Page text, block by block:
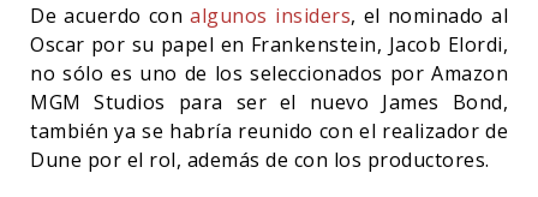
De acuerdo conalgunos insiders, el nominado al
Oscar por su papel en Frankenstein, Jacob Elordi,
no sólo es uno de los seleccionados por Amazon
MGM Studios para ser el nuevo James Bond,
también ya se habría reunido con el realizador de
Dune por el rol, además de con los productores.